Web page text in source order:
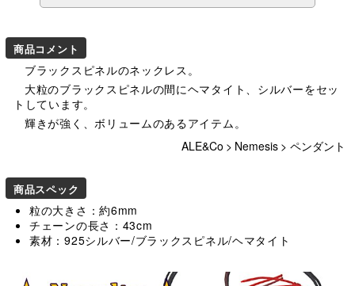
商品コメント
ブラックスピネルのネックレス。
大粒のブラックスピネルの間にヘマタイト、シルバーをセッ
トしています。
輝きが強く、ボリュームのあるアイテム。
ALE&Co > Nemesis > ペンダント
商品スペック
粒の大きさ：約6mm
チェーンの長さ：43cm
素材：925シルバー/ブラックスピネル/ヘマタイト